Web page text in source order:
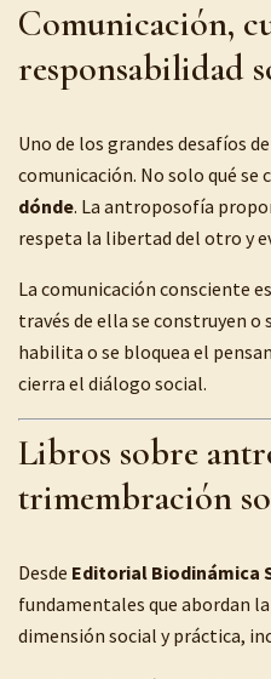
Comunicación,
responsabilidad
Uno de los grandes desafíos
comunicación. No solo qué se
dónde. La antroposofía
respeta la libertad del otro y
La comunicación consciente
través de ella se construyen o
habilita o se bloquea el
cierra el diálogo social.
Libros sobre
trimembración
Desde Editorial Biodinámica
fundamentales que abordan
dimensión social y práctica,